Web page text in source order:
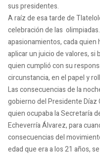
sus presidentes.
A raíz de esa tarde de
celebración de las
apasionamientos, cada
aplicar un juicio de valores, si
quien cumplió con su
circunstancia, en el papel y
Las consecuencias de la
gobierno del Presidente Díaz
quien ocupaba la Secretaría
Echeverría Álvarez, para
consecuencias del
edad que era a los 21 años,